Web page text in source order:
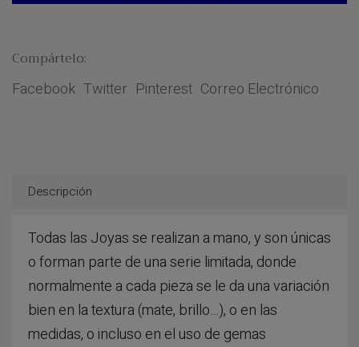
Compártelo:
Facebook Twitter Pinterest Correo Electrónico
Descripción
Todas las Joyas se realizan a mano, y son únicas
o forman parte de una serie limitada, donde
normalmente a cada pieza se le da una variación
bien en la textura (mate, brillo…), o en las
medidas, o incluso en el uso de gemas